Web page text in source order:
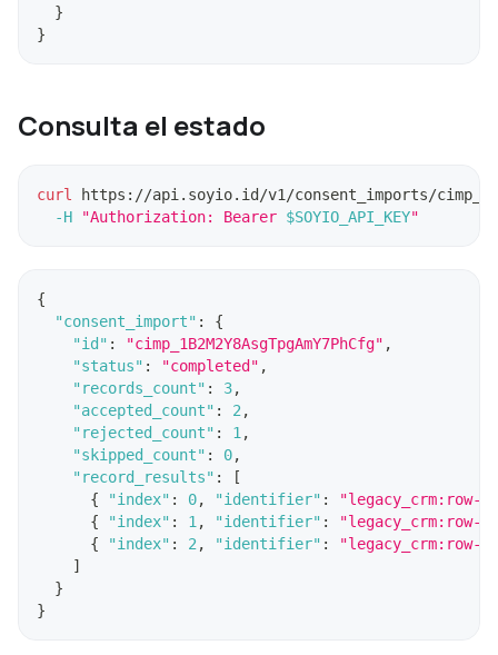
}
}
Consulta el estado
curl
https://api.soyio.id/v1/consent_imports/
-H
"Authorization: Bearer $SOYIO_API_KEY"
{
"consent_import" :
{
"id" : "cimp_1B2M2Y8AsgTpgAmY7PhCfg" ,
"status" : "completed" ,
"records_count" : 3,
"accepted_count" : 2 ,
"rejected_count" : 1 ,
"skipped_count" : 0,
"record_results" :
[
{
"index" : 0, "identifier" :
"legacy_crm:row-
{
"index" : 1 , "identifier" :
"legacy_crm:row-
{
"index" : 2 , "identifier" :
"legacy_crm:row-
]
}
}